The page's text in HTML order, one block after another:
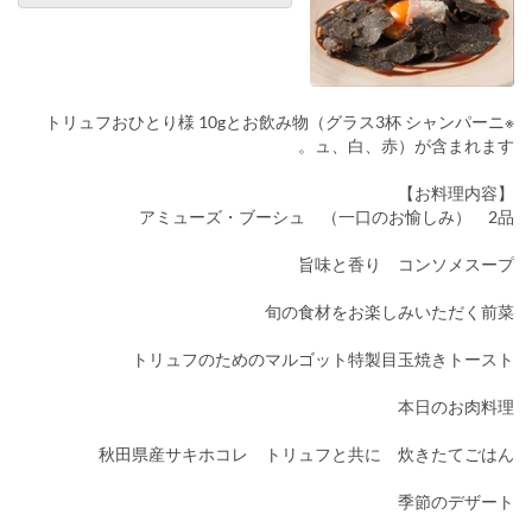
※トリュフおひとり様 10gとお飲み物（グラス3杯 シャンパーニ
ュ、白、赤）が含まれます。
【お料理内容】
アミューズ・ブーシュ （一口のお愉しみ） 2品
旨味と香り コンソメスープ
旬の食材をお楽しみいただく前菜
トリュフのためのマルゴット特製目玉焼きトースト
本日のお肉料理
秋田県産サキホコレ トリュフと共に 炊きたてごはん
季節のデザート